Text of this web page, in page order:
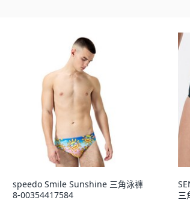
speedo Smile Sunshine 三角泳褲
8-00354417584
三